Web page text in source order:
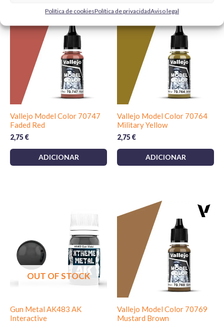
Política de cookiesPolítica de privacidadAviso legal
Vallejo Model Color 70747
Faded Red
2,75€
ADICIONAR
Vallejo Model Color 70764
Military Yellow
2,75€
ADICIONAR
OUT OF STOCK
Gun Metal AK483 AK
Interactive
Vallejo Model Color 70769
Mustard Brown